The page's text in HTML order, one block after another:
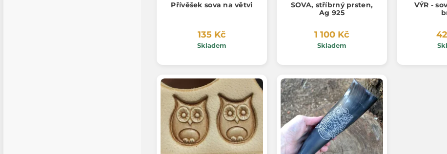
Přívěšek sova na větvi
135 Kč
Skladem
SOVA, stříbrný prsten,
Ag 925
1 100 Kč
Skladem
VÝR -